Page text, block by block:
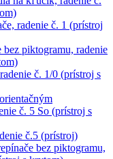
radenie č. 1 (prístroj
piktogramu, radenie
č. 1/0 (prístroj s
č. 5 So (prístroj s
č.5 (prístroj)
bez piktogramu,